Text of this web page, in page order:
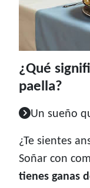
¿Qué
paella?
Un sueño
¿Te sientes
Soñar con
tienes ganas